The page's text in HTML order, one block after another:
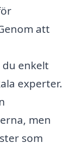
att
enkelt
experter.
men
som